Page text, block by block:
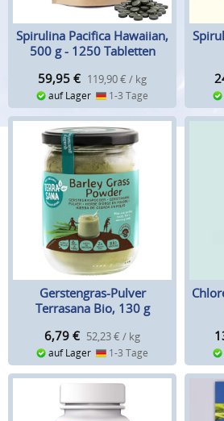
Spirulina Pacifica Hawaiian,
500 g - 1250 Tabletten
59,95 € 119,90 € / kg
auf Lager 1-3 Tage
Gerstengras-Pulver
Terrasana Bio, 130 g
6,79 € 52,23 € / kg
auf Lager 1-3 Tage